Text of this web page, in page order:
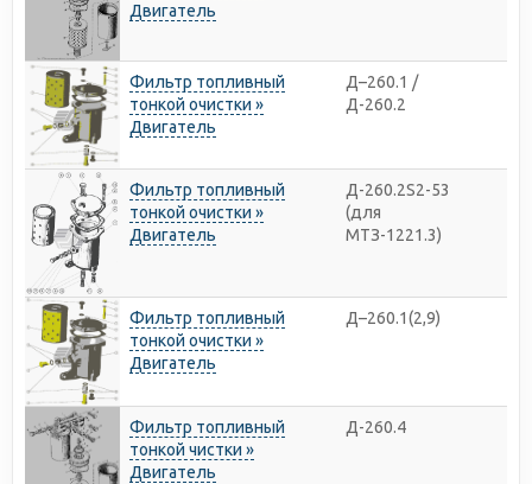
Двигатель
Фильтр топливный
тонкой очистки »
Двигатель
Д–260.1 /
Д-260.2
Фильтр топливный
тонкой очистки »
Двигатель
Д-260.2S2-53
(для
МТЗ-1221.3)
Фильтр топливный
тонкой очистки »
Двигатель
Д–260.1(2,9)
Фильтр топливный
тонкой чистки »
Двигатель
Д-260.4